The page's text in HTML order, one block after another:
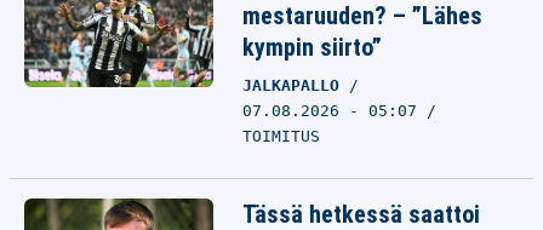
mestaruuden? – ”Lähes
kympin siirto”
JALKAPALLO
07.08.2026 - 05:07
TOIMITUS
Tässä hetkessä saattoi